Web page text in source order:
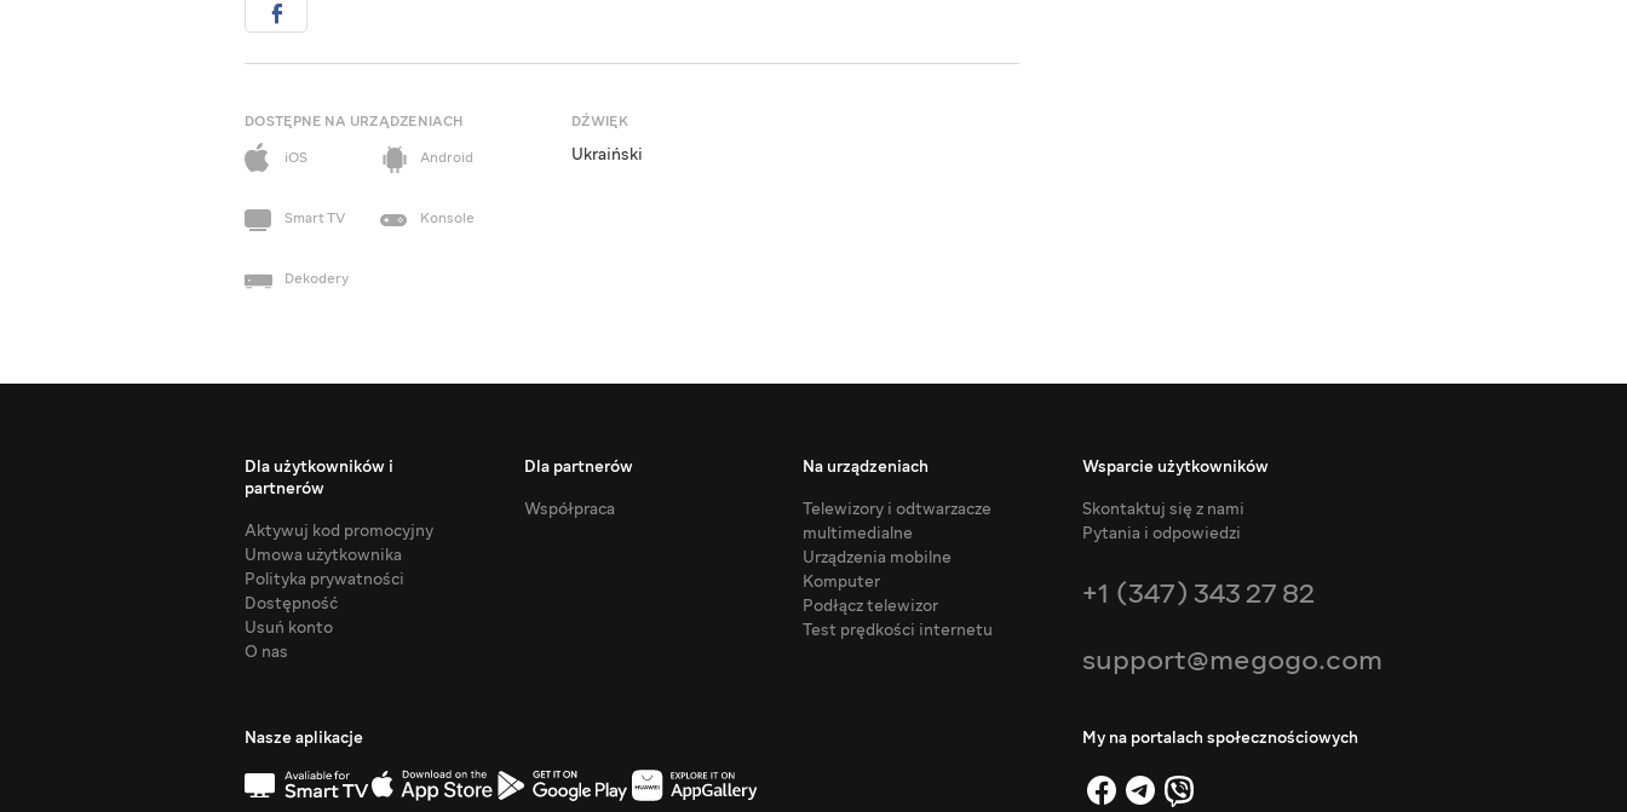
DOSTĘPNE NA URZĄDZENIACH
iOS
Android
Smart TV Konsole
Dekodery
DŹWIĘK
Ukraiński
Dla użytkowników i
partnerów
Aktywuj kod promocyjny
Umowa użytkownika
Polityka prywatności
Dostępność
Usuń konto
O nas
Dla partnerów
Współpraca
Na urządzeniach
Telewizory i odtwarzacze
multimedialne
Urządzenia mobilne
Komputer
Podłącz telewizor
Test prędkości internetu
Wsparcie użytkowników
Skontaktuj się z nami
Pytania i odpowiedzi
+1 (347) 343 27 82
support@megogo.com
Nasze aplikacje My na portalach społecznościowych